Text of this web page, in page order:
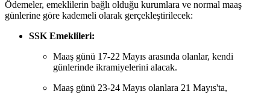
Ödemeler, emeklilerin bağlı olduğu kurumlara ve normal maaş
günlerine göre kademeli olarak gerçekleştirilecek:
SSK Emeklileri:
Maaş günü 17-22 Mayıs arasında olanlar, kendi
günlerinde ikramiyelerini alacak.
Maaş günü 23-24 Mayıs olanlara 21 Mayıs'ta,